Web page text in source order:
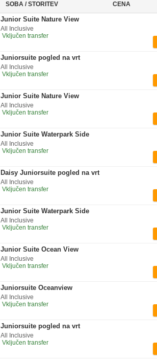
SOBA / STORITEV CENA
Junior Suite Nature View
All Inclusive
Vključen transfer
Juniorsuite pogled na vrt
All Inclusive
Vključen transfer
Junior Suite Nature View
All Inclusive
Vključen transfer
Junior Suite Waterpark Side
All Inclusive
Vključen transfer
Daisy Juniorsuite pogled na vrt
All Inclusive
Vključen transfer
Junior Suite Waterpark Side
All Inclusive
Vključen transfer
Junior Suite Ocean View
All Inclusive
Vključen transfer
Juniorsuite Oceanview
All Inclusive
Vključen transfer
Juniorsuite pogled na vrt
All Inclusive
Vključen transfer